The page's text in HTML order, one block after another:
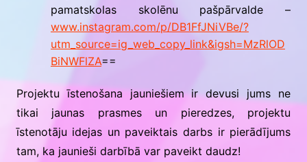
pamatskolas skolēnu pašpārvalde –
www.instagram.com/p/DB1FfJNiVBe/?
utm_source=ig_web_copy_link&igsh=MzRlOD
BiNWFlZA==
Projektu īstenošana jauniešiem ir devusi jums ne
tikai jaunas prasmes un pieredzes, projektu
īstenotāju idejas un paveiktais darbs ir pierādījums
tam, ka jaunieši darbībā var paveikt daudz!